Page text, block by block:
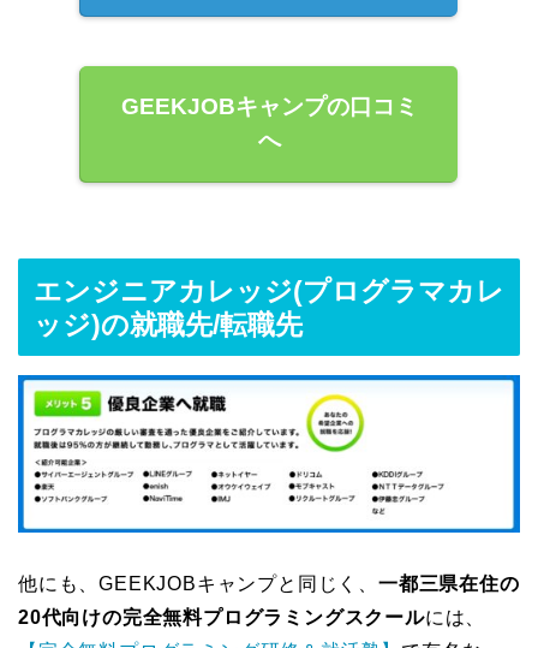
GEEKJOBキャンプの口コミ
へ
エンジニアカレッジ(プログラマカレ
ッジ)の就職先/転職先
他にも、GEEKJOBキャンプと 同じく、一都三県在住の
20代向けの完全無料プログラミングスクールには、